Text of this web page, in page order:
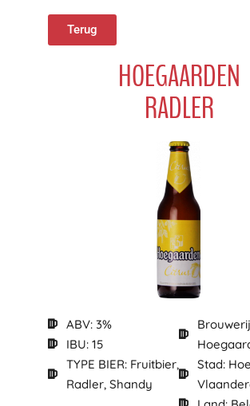
Terug
HOEGAARDEN
RADLER
ABV: 3%
IBU: 15
TYPE BIER: Fruitbier,
Radler, Shandy
Stad: